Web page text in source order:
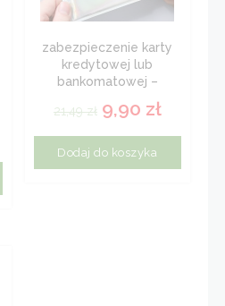
zabezpieczenie karty
kredytowej lub
bankomatowej –
bezpieczne etui na
kartę
21,49zł 9,90 zł
Dodaj do koszyka